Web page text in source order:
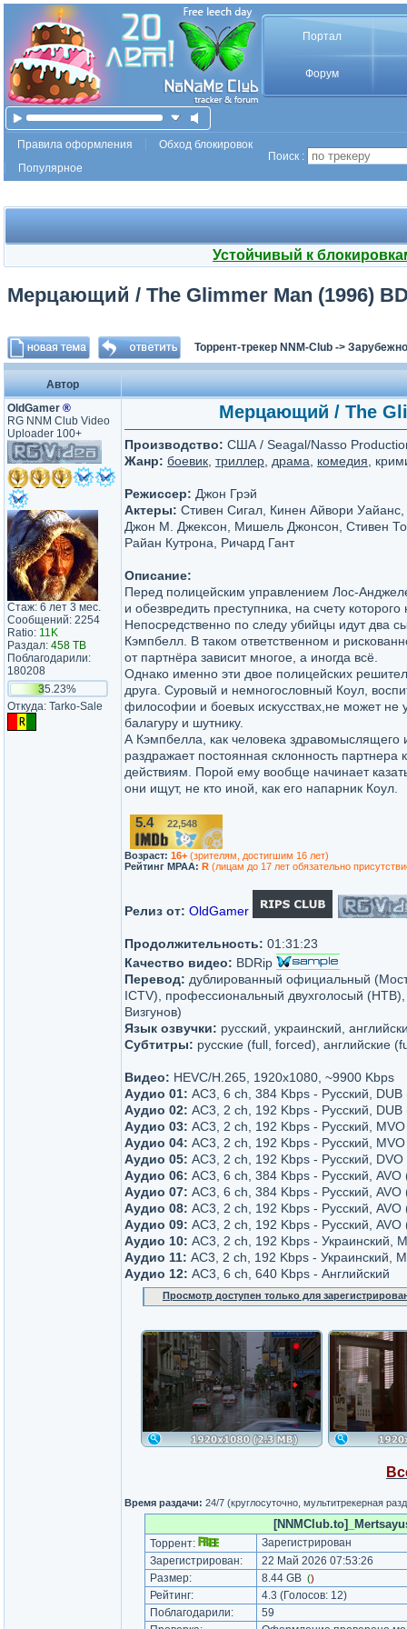
Портал
Форум
Правила оформления
Обход блокировок
Популярное
Поиск :
Устойчивый к
Мерцающий / The Glimmer Man (1996)
Торрент-трекер NNM-Club ->
Автор
OldGamer ®
RG NNM Club Video
Uploader 100+
Стаж: 6 лет 3 мес.
Сообщений: 2254
Ratio: 11K
Раздал: 458 TB
Поблагодарили:
180208
35.23%
Откуда: Tarko-Sale
Мерцающий / The
Производство: США / Seagal/Nasso
Жанр: боевик триллер драма комедия ,
Режиссер: Джон Грэй
Актеры: Стивен Сигал, Кинен Айвори
Джон М. Джексон, Мишель Джонсон, Стивен
Райан Кутрона, Ричард Гант
Описание:
Перед полицейским управлением Лос-
и обезвредить преступника, на счету
Непосредственно по следу убийцы идут два
Кэмпбелл. В таком ответственном и
от партнёра зависит многое, а иногда всё.
Однако именно эти двое полицейских
друга. Суровый и немногословный Коул,
философии и боевых искусствах,не может не
балагуру и шутнику.
А Кэмпбелла, как человека здравомыслящего
раздражает постоянная склонность
действиям. Порой ему вообще начинает
они ищут, не кто иной, как его напарник Коул.
5.4/10 22,548
Возраст: 16+ (зрителям, достигшим 16 лет)
Рейтинг MPAA: R (лицам до 17 лет обязательно
Релиз от: OldGamer
Продолжительность: 01:31:23
Качество видео: BDRip
Перевод: дублированный официальный
ICTV), профессиональный двухголосый
Визгунов)
Язык озвучки: русский, украинский,
Субтитры: русские (full, forced), английские
Видео: HEVC/H.265, 1920x1080, ~9900 Kbps
Аудио 01: AC3, 6 ch, 384 Kbps - Русский,
Аудио 02: AC3, 2 ch, 192 Kbps - Русский,
Аудио 03: AC3, 2 ch, 192 Kbps - Русский,
Аудио 04: AC3, 2 ch, 192 Kbps - Русский,
Аудио 05: AC3, 2 ch, 192 Kbps - Русский, DVO
Аудио 06: AC3, 6 ch, 384 Kbps - Русский,
Аудио 07: AC3, 6 ch, 384 Kbps - Русский, AVO
Аудио 08: AC3, 2 ch, 192 Kbps - Русский,
Аудио 09: AC3, 2 ch, 192 Kbps - Русский, AVO
Аудио 10: AC3, 2 ch, 192 Kbps - Украинский,
Аудио 11: AC3, 2 ch, 192 Kbps - Украинский,
Аудио 12: AC3, 6 ch, 640 Kbps - Английский
Просмотр доступен только для
Время раздачи: 24/7 (круглосуточно, мультитрекерная
Торрент:
Зарегистрирован
Зарегистрирован:
22 Май 2026 07:53:26
Размер:
8.44 GB ()
Рейтинг: 4.3 (Голосов: 12)
Поблагодарили:
59